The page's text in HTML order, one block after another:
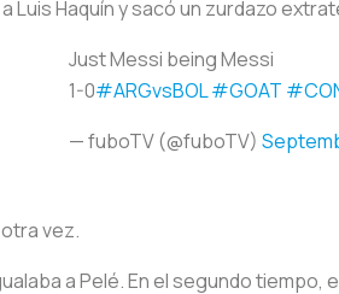
Luis Haquín y sacó un zurdazo
Just Messi being Messi
1-0#ARGvsBOL #GOAT
— fuboTV (@fuboTV)
vez.
a Pelé. En el segundo tiempo,